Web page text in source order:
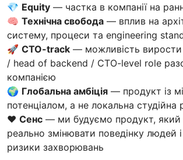
💎 Equity — частка в компанії на
🧠 Технічна свобода — вплив на
систему, процеси та engineering
🚀 CTO-track — можливість
/ head of backend / CTO-level role
компанією
🌍 Глобальна амбіція — продукт із
потенціалом, а не локальна студійна
❤️ Сенс — ми будуємо продукт, який
реально змінювати поведінку людей
ризики захворювань